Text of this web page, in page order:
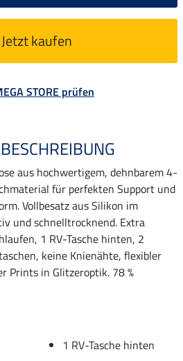
Jetzt kaufen
STORE prüfen
aus hochwertigem, dehnbarem 4-
für perfekten Support und
Vollbesatz aus Silikon im
und schnelltrocknend. Extra
1 RV-Tasche hinten, 2
keine Knienähte, flexibler
Prints in Glitzeroptik. 78 %
1 RV-Tasche hinten